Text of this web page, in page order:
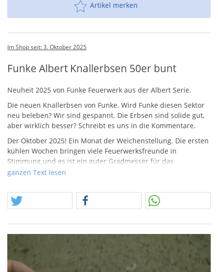
Artikel merken
Im Shop seit: 3. Oktober 2025
Funke Albert Knallerbsen 50er bunt
Neuheit 2025 von Funke Feuerwerk aus der Albert Serie.
Die neuen Knallerbsen von Funke. Wird Funke diesen Sektor
neu beleben? Wir sind gespannt. Die Erbsen sind solide gut,
aber wirklich besser? Schreibt es uns in die Kommentare.
Der Oktober 2025! Ein Monat der Weichenstellung. Die ersten
kühlen Wochen bringen viele Feuerwerksfreunde in
Stimmung und es ist ein guter Gradmesser für das
bevorstehende Silvester, Jahresende und der Weihnachtszeit
ignorieren, doch die Traditionen, aus denen wir gewachsen
sind, können wir nicht ignorerien!
mögen, festhalten wen und was wir lieben.
ganzen Text lesen